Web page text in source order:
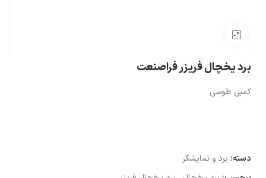
برد یخچال فریزر فراصنعت
کمبی طوسی
دسته: برد و نمایشگر